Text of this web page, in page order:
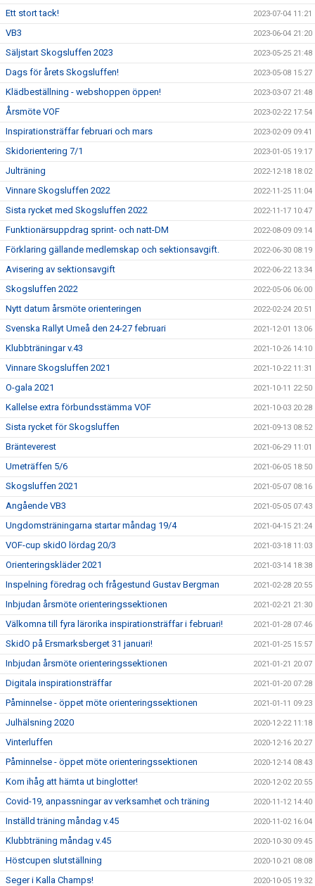
Ett stort tack! 2023-07-04 11:21
VB3 2023-06-04 21:20
Säljstart Skogsluffen 2023 2023-05-25 21:48
Dags för årets Skogsluffen! 2023-05-08 15:27
Klädbeställning - webshoppen öppen! 2023-03-07 21:48
Årsmöte VOF 2023-02-22 17:54
Inspirationsträffar februari och mars 2023-02-09 09:41
Skidorientering 7/1 2023-01-05 19:17
Julträning 2022-12-18 18:02
Vinnare Skogsluffen 2022 2022-11-25 11:04
Sista rycket med Skogsluffen 2022 2022-11-17 10:47
Funktionärsuppdrag sprint- och natt-DM 2022-08-09 09:14
Förklaring gällande medlemskap och sektionsavgift. 2022-06-30 08:19
Avisering av sektionsavgift 2022-06-22 13:34
Skogsluffen 2022 2022-05-06 06:00
Nytt datum årsmöte orienteringen 2022-02-24 20:51
Svenska Rallyt Umeå den 24-27 februari 2021-12-01 13:06
Klubbträningar v.43 2021-10-26 14:10
Vinnare Skogsluffen 2021 2021-10-22 11:31
O-gala 2021 2021-10-11 22:50
Kallelse extra förbundsstämma VOF 2021-10-03 20:28
Sista rycket för Skogsluffen 2021-09-13 08:52
Bränteverest 2021-06-29 11:01
Umeträffen 5/6 2021-06-05 18:50
Skogsluffen 2021 2021-05-07 08:16
Angående VB3 2021-05-05 07:43
Ungdomsträningarna startar måndag 19/4 2021-04-15 21:24
VOF-cup skidO lördag 20/3 2021-03-18 11:03
Orienteringskläder 2021 2021-03-14 18:38
Inspelning föredrag och frågestund Gustav Bergman 2021-02-28 20:55
Inbjudan årsmöte orienteringssektionen 2021-02-21 21:30
Välkomna till fyra lärorika inspirationsträffar i februari! 2021-01-28 07:46
SkidO på Ersmarksberget 31 januari! 2021-01-25 15:57
Inbjudan årsmöte orienteringssektionen 2021-01-21 20:07
Digitala inspirationsträffar 2021-01-20 07:28
Påminnelse - öppet möte orienteringssektionen 2021-01-11 09:23
Julhälsning 2020 2020-12-22 11:18
Vinterluffen 2020-12-16 20:27
Påminnelse - öppet möte orienteringssektionen 2020-12-14 08:43
Kom ihåg att hämta ut binglotter! 2020-12-02 20:55
Covid-19, anpassningar av verksamhet och träning 2020-11-12 14:40
Inställd träning måndag v.45 2020-11-02 16:04
Klubbträning måndag v.45 2020-10-30 09:45
Höstcupen slutställning 2020-10-21 08:08
Seger i Kalla Champs! 2020-10-05 19:32